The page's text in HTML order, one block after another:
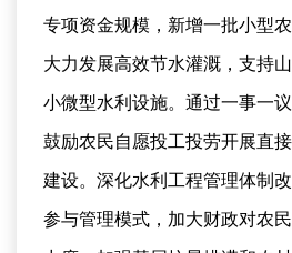
专项资金规模，新增一批小型
大力发展高效节水灌溉，支持
小微型水利设施。通过一事一
鼓励农民自愿投工投劳开展直
建设。深化水利工程管理体制
参与管理模式，加大财政对农